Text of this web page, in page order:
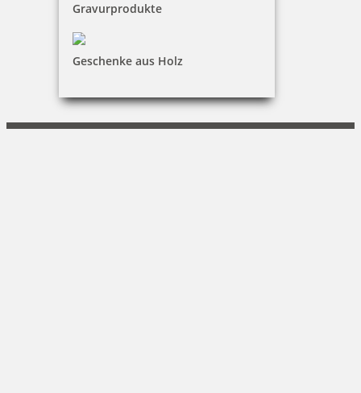
Gravurprodukte
Geschenke aus Holz
KONTAKT
SBP Potsdam GmbH
Guido Baar
0171 - 287 86 43